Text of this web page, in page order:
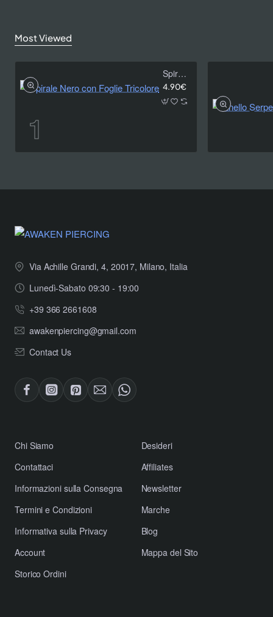
Most Viewed
Spirale Nero con Foglie Tricolore
4.90€
Via Achille Grandi, 4, 20017, Milano, Italia
Lunedì-Sabato 09:30 - 19:00
+39 366 2661608
awakenpiercing@gmail.com
Contact Us
​Chi Siamo
Contattaci
​Informazioni sulla Consegna
​Termini e Condizioni
​Informativa sulla Privacy
Account
Storico Ordini
Desideri
Affiliates
Newsletter
Marche
Blog
Mappa del Sito